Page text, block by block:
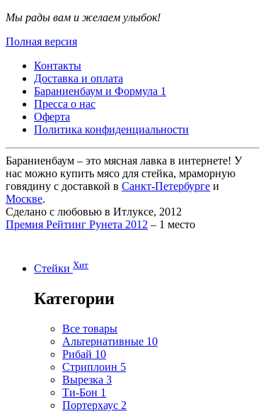
Мы рады вам и желаем улыбок!
Полная версия
Контакты
Доставка и оплата
Бараниенбаум и Формула 1
Пресса о нас
Оферта
Политика конфиденциальности
Бараниенбаум – это мясная лавка в интернете! У
нас можно купить мясо для стейка, мраморную
говядину с доставкой в Санкт-Петербурге и
Москве.
Сделано с любовью в Итлуксе, 2012
Премия Рейтинг Рунета 2012 – 1 место
Стейки Хит
Категории
Все товары
Альтернативные 10
Рибай 10
Стриплоин 5
Вырезка 3
Ти-Бон 1
Портерхаус 2